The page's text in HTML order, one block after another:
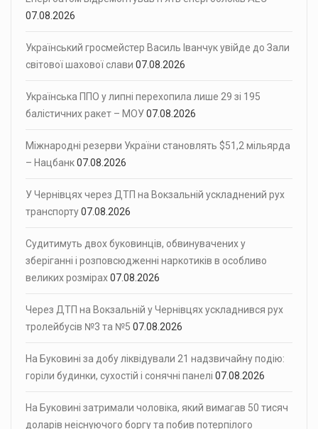
07.08.2026
Український гросмейстер Василь Іванчук увійде до Зали
світової шахової слави 07.08.2026
Українська ППО у липні перехопила лише 29 зі 195
балістичних ракет – МОУ07.08.2026
Міжнародні резерви України становлять $51,2 мільярда
– Нацбанк07.08.2026
У Чернівцях через ДТП на Вокзальній ускладнений рух
транспорту07.08.2026
Судитимуть двох буковинців, обвинувачених у
зберіганні і розповсюдженні наркотиків в особливо
великих розмірах07.08.2026
Через ДТП на Вокзальній у Чернівцях ускладнився рух
тролейбусів №3 та №5 07.08.2026
На Буковині за добу ліквідували 21 надзвичайну подію:
горіли будинки, сухостій і сонячні панелі 07.08.2026
На Буковині затримали чоловіка, який вимагав 50 тисяч
доларів неіснуючого боргу та побив потерпілого